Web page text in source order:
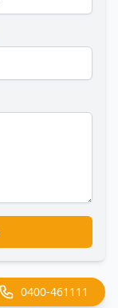
0400-461111